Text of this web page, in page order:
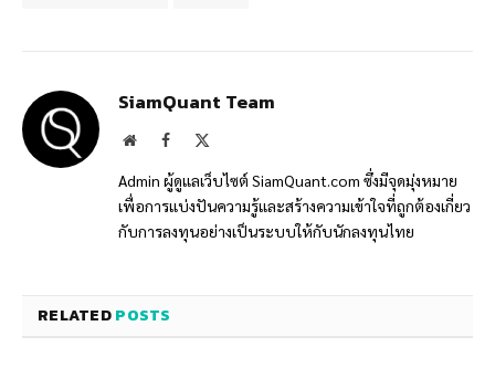
SiamQuant Team
WebsiteFacebook
Admin ผู้ดูแลเว็บไซต์ SiamQuant.com ซึ่งมีจุดมุ่งหมาย
เพื่อการแบ่งปันความรู้และสร้างความเข้าใจที่ถูกต้องเกี่ยว
กับการลงทุนอย่างเป็นระบบให้กับนักลงทุนไทย
RELATEDPOSTS